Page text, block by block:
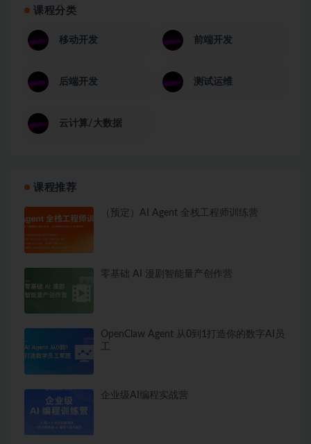
课程分类
移动开发 前端开发
后端开发 测试运维
云计算/大数据
课程推荐
（预定）AI Agent 全栈工程师训练营
零基础 AI 漫剧智能量产创作营
OpenClaw Agent 从0到1打造你的数字AI员
工
企业级AI编程实战营